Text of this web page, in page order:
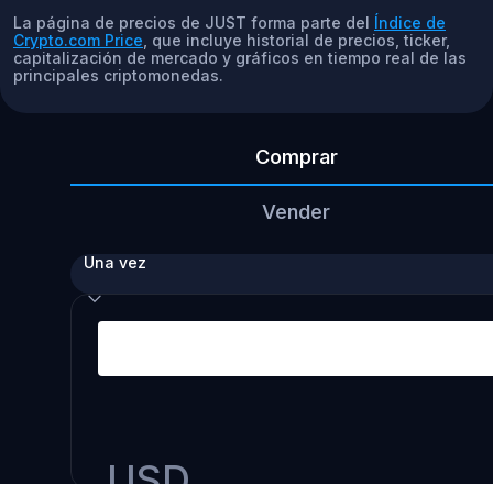
La página de precios de JUST forma parte del Índice de
Crypto.com Price , que incluye historial de precios, ticker,
capitalización de mercado y gráficos en tiempo real de las
principales criptomonedas.
Comprar
Vender
Una vez